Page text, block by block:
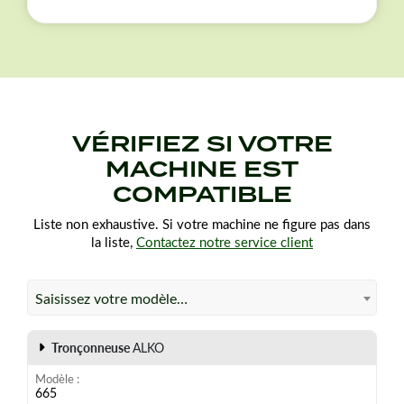
VÉRIFIEZ SI VOTRE
MACHINE EST
COMPATIBLE
Liste non exhaustive. Si votre machine ne figure pas dans
la liste, Contactez notre service client
Saisissez votre modèle…
TronçonneuseALKO
Modèle
665